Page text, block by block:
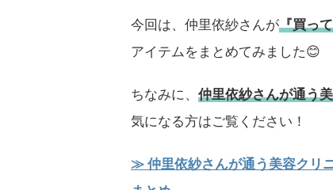
今回は、仲里依紗さんが『買っ
アイテムをまとめてみました😊
ちなみに、 仲里依紗さんが通う
気になる方はご覧ください！
≫ 仲里依紗さんが通う美容クリ